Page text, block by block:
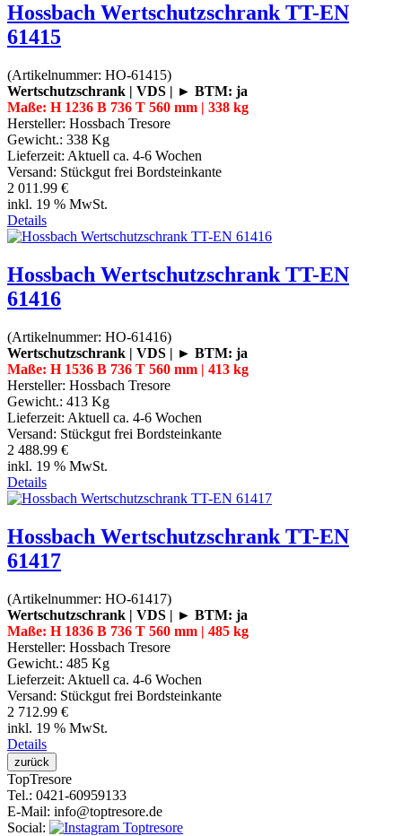
Hossbach Wertschutzschrank TT-EN
61415
(Artikelnummer: HO-61415)
Wertschutzschrank | VDS | ► BTM: ja
Maße: H 1236 B 736 T 560 mm | 338 kg
Hersteller: Hossbach Tresore
Gewicht.: 338 Kg
Lieferzeit: Aktuell ca. 4-6 Wochen
Versand: Stückgut frei Bordsteinkante
2 011.99 €
inkl. 19 % MwSt.
Details
Hossbach Wertschutzschrank TT-EN
61416
(Artikelnummer: HO-61416)
Wertschutzschrank | VDS | ► BTM: ja
Maße: H 1536 B 736 T 560 mm | 413 kg
Hersteller: Hossbach Tresore
Gewicht.: 413 Kg
Lieferzeit: Aktuell ca. 4-6 Wochen
Versand: Stückgut frei Bordsteinkante
2 488.99 €
inkl. 19 % MwSt.
Details
Hossbach Wertschutzschrank TT-EN
61417
(Artikelnummer: HO-61417)
Wertschutzschrank | VDS | ► BTM: ja
Maße: H 1836 B 736 T 560 mm | 485 kg
Hersteller: Hossbach Tresore
Gewicht.: 485 Kg
Lieferzeit: Aktuell ca. 4-6 Wochen
Versand: Stückgut frei Bordsteinkante
2 712.99 €
inkl. 19 % MwSt.
Details
TopTresore
Tel.: 0421-60959133
E-Mail: info@toptresore.de
Social: